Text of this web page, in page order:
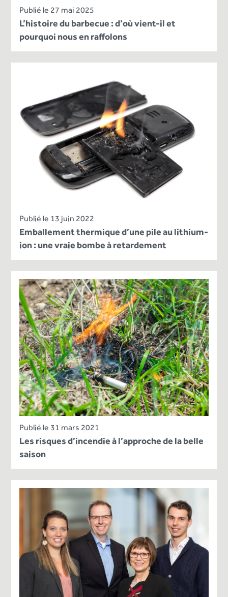
Publié le 27 mai 2025
L’histoire du barbecue : d’où vient-il et
pourquoi nous en raffolons
Publié le 13 juin 2022
Emballement thermique d’une pile au lithium-
ion : une vraie bombe à retardement
Publié le 31 mars 2021
Les risques d’incendie à l’approche de la belle
saison